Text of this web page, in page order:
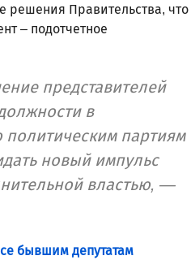
решения Правительства, что
– подотчетное
представителей
в
политическим партиям
новый импульс
властью, —
бывшим депутатам